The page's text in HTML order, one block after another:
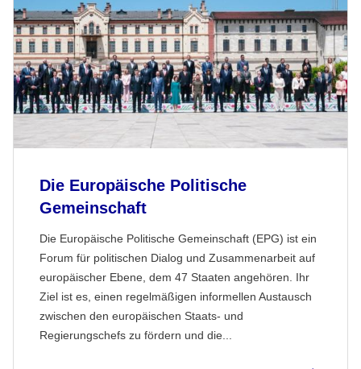
Die Europäische Politische
Gemeinschaft
Die Europäische Politische Gemeinschaft (EPG) ist ein
Forum für politischen Dialog und Zusammenarbeit auf
europäischer Ebene, dem 47 Staaten angehören. Ihr
Ziel ist es, einen regelmäßigen informellen Austausch
zwischen den europäischen Staats- und
Regierungschefs zu fördern und die...